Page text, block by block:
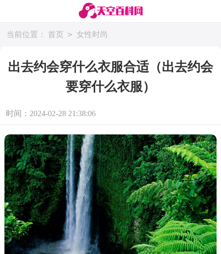
当前位置： 首页 > 女性时尚
出去约会穿什么衣服合适（出去约会
要穿什么衣服）
时间：2024-02-28 21:38:06